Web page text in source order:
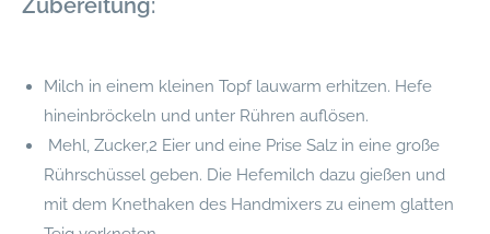
Zubereitung:
Milch in einem kleinen Topf lauwarm erhitzen. Hefe
hineinbröckeln und unter Rühren auflösen.
Mehl, Zucker,2 Eier und eine Prise Salz in eine große
Rührschüssel geben. Die Hefemilch dazu gießen und
mit dem Knethaken des Handmixers zu einem glatten